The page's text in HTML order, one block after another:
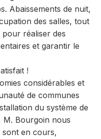
Abaissements de nuit,
des salles, tout
réaliser des
et garantir le
!
considérables et
de communes
du système de
M. Bourgoin nous
sont en cours,